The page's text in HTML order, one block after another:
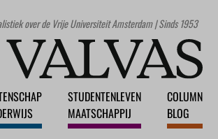
over de Vrije Universiteit Amsterdam | Sinds 1953
STUDENTENLEVEN
MAATSCHAPPIJ
COLUMN
BLOG